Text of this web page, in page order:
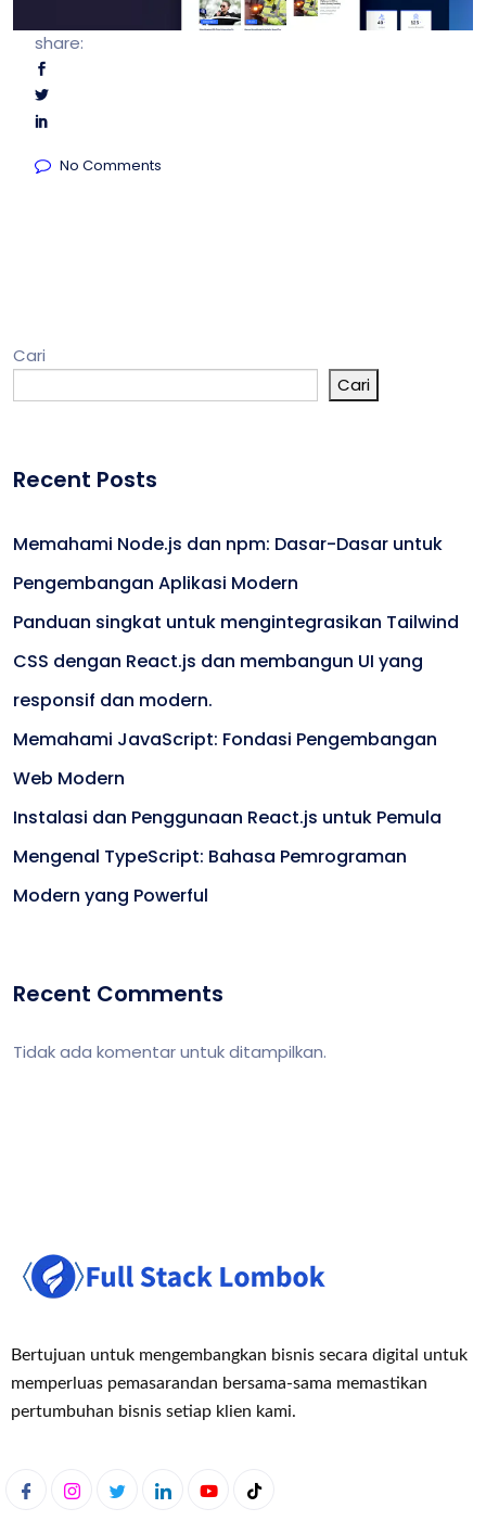
share:
No Comments
Cari
Cari
Recent Posts
Memahami Node.js dan npm: Dasar-Dasar untuk
Pengembangan Aplikasi Modern
Panduan singkat untuk mengintegrasikan Tailwind
CSS dengan React.js dan membangun UI yang
responsif dan modern.
Memahami JavaScript: Fondasi Pengembangan
Web Modern
Instalasi dan Penggunaan React.js untuk Pemula
Mengenal TypeScript: Bahasa Pemrograman
Modern yang Powerful
Recent Comments
Tidak ada komentar untuk ditampilkan.
Bertujuan untuk mengembangkan bisnis secara digital untuk
memperluas pemasarandan bersama-sama memastikan
pertumbuhan bisnis setiap klien kami.